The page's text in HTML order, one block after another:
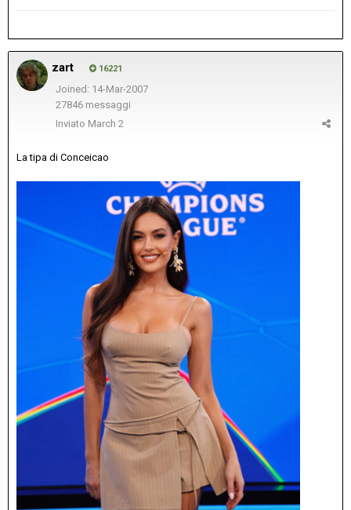
zart 16221
Joined: 14-Mar-2007
27846 messaggi
Inviato March 2
La tipa di Conceicao